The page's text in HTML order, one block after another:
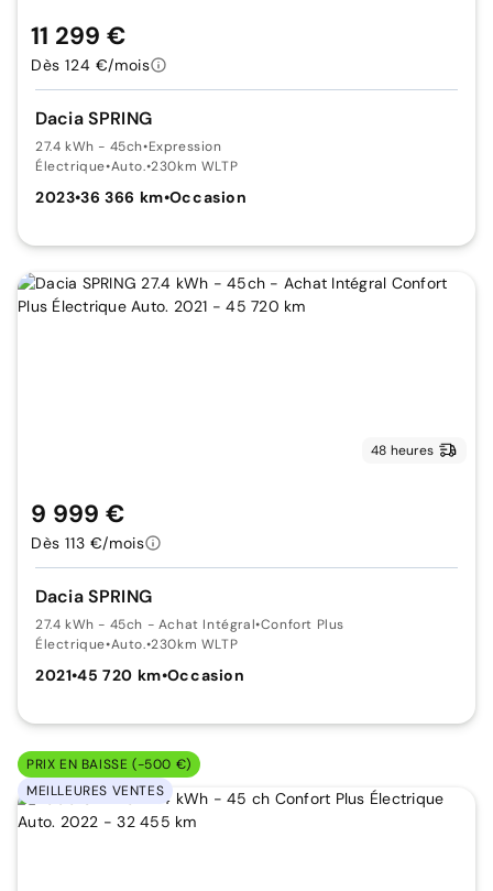
Dacia SPRING
27.4 kWh - 45ch•Expression
Électrique•Auto.•230km WLTP
2023•36 366 km•Occasion
11 299 €
Dès 124 €/mois
48 heures
Dacia SPRING
27.4 kWh - 45ch - Achat Intégral•Confort Plus
Électrique•Auto.•230km WLTP
2021•45 720 km•Occasion
9 999 €
Dès 113 €/mois
PRIX EN BAISSE (-500 €)
MEILLEURES VENTES